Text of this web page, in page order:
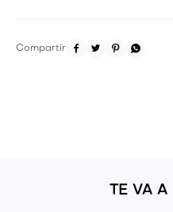
   
TE VA A